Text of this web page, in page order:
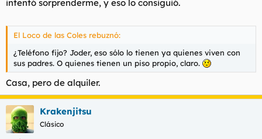
intentó sorprenderme, y eso lo consiguió.
El Loco de las Coles rebuznó:
¿Teléfono fijo? Joder, eso sólo lo tienen ya quienes viven con
sus padres. O quienes tienen un piso propio, claro.
Casa, pero de alquiler.
Krakenjitsu
Clásico